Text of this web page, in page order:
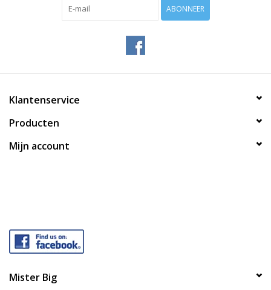
ABONNEER
Klantenservice
Producten
Mijn account
Mister Big